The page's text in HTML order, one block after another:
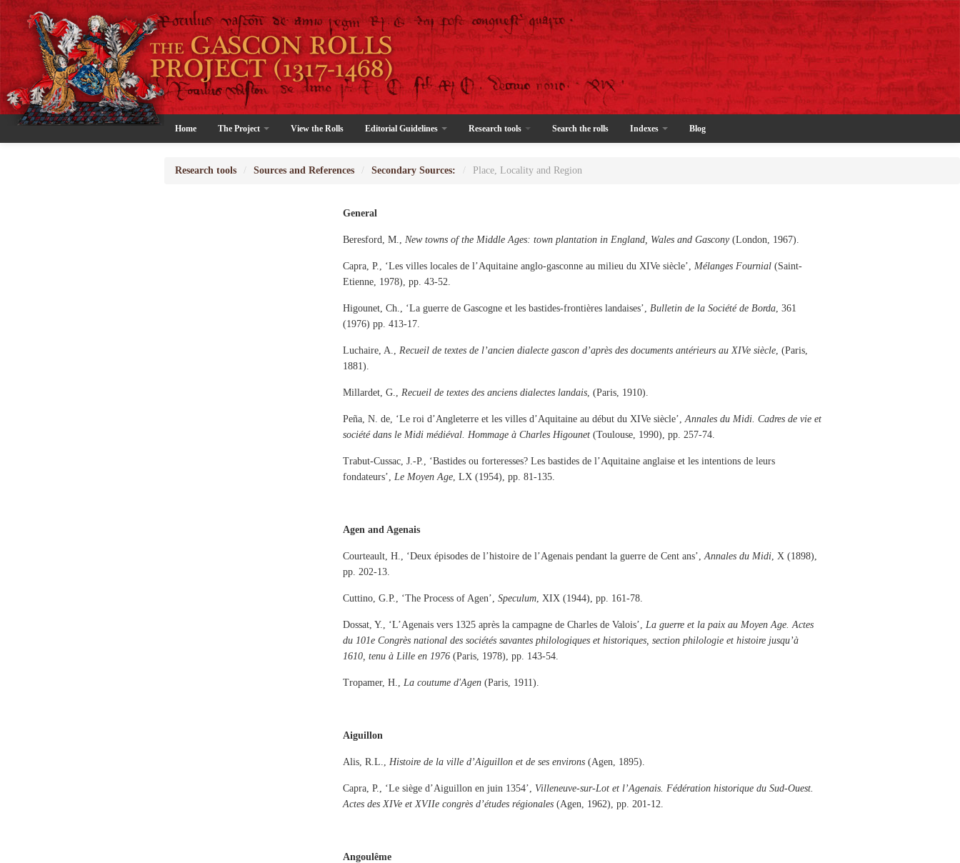
Home The Project View the Rolls Editorial Guidelines Research tools Search the rolls Indexes Blog
Research tools / Sources and References / Secondary Sources: / Place, Locality and Region
General
Beresford, M., New towns of the Middle Ages: town plantation in England, Wales and Gascony(London, 1967).
Capra, P., ‘Les villes locales de l’Aquitaine anglo-gasconne au milieu du XIVe siècle’, Mélanges Fournial (Saint-
Etienne, 1978), pp. 43-52.
Higounet, Ch., ‘La guerre de Gascogne et les bastides-frontières landaises’, Bulletin de la Société de Borda, 361
(1976) pp. 413-17.
Luchaire, A., Recueil de textes de l’ancien dialecte gascon d’après des documents antérieurs au XIVe siècle, (Paris,
1881).
Millardet, G., Recueil de textes des anciens dialectes landais, (Paris, 1910).
Peña, N. de, ‘Le roi d’Angleterre et les villes d’Aquitaine au début du XIVe siècle’,Annales du Midi. Cadres de vie et
société dans le Midi médiéval. Hommage à Charles Higounet (Toulouse, 1990), pp. 257-74.
Trabut-Cussac, J.-P., ‘Bastides ou forteresses? Les bastides de l’Aquitaine anglaise et les intentions de leurs
fondateurs’, Le Moyen Age, LX (1954), pp. 81-135.
Agen and Agenais
Courteault, H., ‘Deux épisodes de l’histoire de l’Agenais pendant la guerre de Cent ans’,Annales du Midi, X (1898),
pp. 202-13.
Cuttino, G.P., ‘The Process of Agen’, Speculum, XIX (1944), pp. 161-78.
Dossat, Y., ‘L’Agenais vers 1325 après la campagne de Charles de Valois’, La guerre et la paix au Moyen Age. Actes
du 101e Congrès national des sociétés savantes philologiques et historiques, section philologie et histoire jusqu’à
1610, tenu à Lille en 1976 (Paris, 1978), pp. 143-54.
Tropamer, H., La coutume d'Agen (Paris, 1911).
Aiguillon
Alis, R.L., Histoire de la ville d’Aiguillon et de ses environs (Agen, 1895).
Capra, P., ‘Le siège d’Aiguillon en juin 1354’, Villeneuve-sur-Lot et l’Agenais. Fédération historique du Sud-Ouest.
Actes des XIVe et XVIIe congrès d’études régionales (Agen, 1962), pp. 201-12.
Angoulême